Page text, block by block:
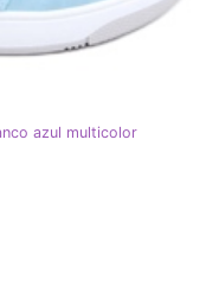
azul multicolor